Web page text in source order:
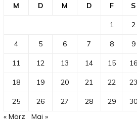
M D M D F S
1 2
4 5 6 7 8 9
11 12 13 14 15 16
18 19 20 21 22 23
25 26 27 28 29
30
« März
Mai »